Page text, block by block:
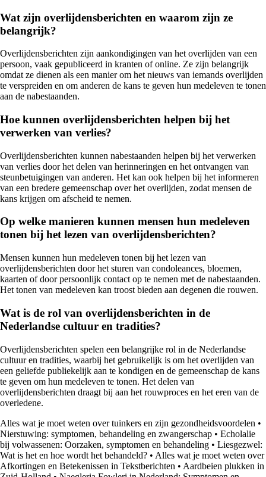
Wat zijn overlijdensberichten en waarom zijn ze
belangrijk?
Overlijdensberichten zijn aankondigingen van het overlijden van een
persoon, vaak gepubliceerd in kranten of online. Ze zijn belangrijk
omdat ze dienen als een manier om het nieuws van iemands overlijden
te verspreiden en om anderen de kans te geven hun medeleven te tonen
aan de nabestaanden.
Hoe kunnen overlijdensberichten helpen bij het
verwerken van verlies?
Overlijdensberichten kunnen nabestaanden helpen bij het verwerken
van verlies door het delen van herinneringen en het ontvangen van
steunbetuigingen van anderen. Het kan ook helpen bij het informeren
van een bredere gemeenschap over het overlijden, zodat mensen de
kans krijgen om afscheid te nemen.
Op welke manieren kunnen mensen hun medeleven
tonen bij het lezen van overlijdensberichten?
Mensen kunnen hun medeleven tonen bij het lezen van
overlijdensberichten door het sturen van condoleances, bloemen,
kaarten of door persoonlijk contact op te nemen met de nabestaanden.
Het tonen van medeleven kan troost bieden aan degenen die rouwen.
Wat is de rol van overlijdensberichten in de
Nederlandse cultuur en tradities?
Overlijdensberichten spelen een belangrijke rol in de Nederlandse
cultuur en tradities, waarbij het gebruikelijk is om het overlijden van
een geliefde publiekelijk aan te kondigen en de gemeenschap de kans
te geven om hun medeleven te tonen. Het delen van
overlijdensberichten draagt bij aan het rouwproces en het eren van de
overledene.
Alles wat je moet weten over tuinkers en zijn gezondheidsvoordelen •
Nierstuwing: symptomen, behandeling en zwangerschap • Echolalie
bij volwassenen: Oorzaken, symptomen en behandeling • Liesgezwel:
Wat is het en hoe wordt het behandeld? • Alles wat je moet weten over
Afkortingen en Betekenissen in Tekstberichten • Aardbeien plukken in